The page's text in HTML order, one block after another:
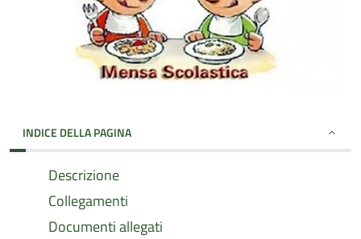
INDICE DELLA PAGINA
Descrizione
Collegamenti
Documenti allegati